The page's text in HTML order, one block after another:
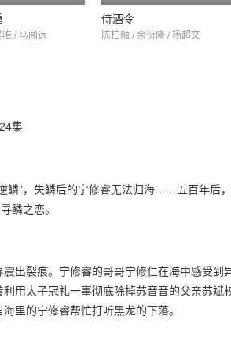
/ 马闻远
侍酒令
陈柏融 / 余衍隆 / 杨超文
集
鳞”，失鳞后的宁修睿无法归海……五百年后
鳞之恋。
出裂痕。宁修睿的哥哥宁修仁在海中感受到
用太子冠礼一事彻底除掉苏音音的父亲苏斌
里的宁修睿帮忙打听黑龙的下落。